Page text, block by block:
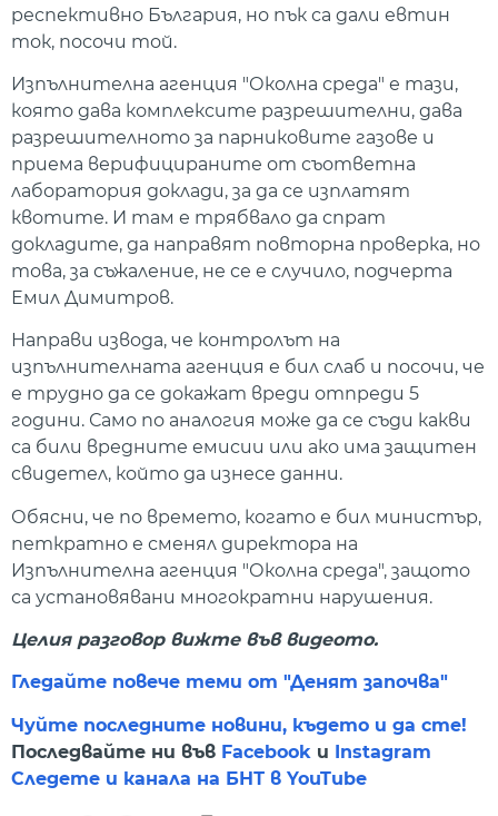
респективно България, но пък са дали евтин
ток, посочи той.
Изпълнителна агенция "Околна среда" е тази,
която дава комплексите разрешителни, дава
разрешителното за парниковите газове и
приема верифицираните от съответна
лаборатория доклади, за да се изплатят
квотите. И там е трябвало да спрат
докладите, да направят повторна проверка, но
това, за съжаление, не се е случило, подчерта
Емил Димитров.
Направи извода, че контролът на
изпълнителната агенция е бил слаб и посочи, че
е трудно да се докажат вреди отпреди 5
години. Само по аналогия може да се съди какви
са били вредните емисии или ако има защитен
свидетел, който да изнесе данни.
Обясни, че по времето, когато е бил министър,
петкратно е сменял директора на
Изпълнителна агенция "Околна среда", защото
са установявани многократни нарушения.
Целия разговор вижте във видеото.
Гледайте повече теми от "Денят започва"
Чуйте последните новини, където и да сте!
Последвайте ни във Facebook и Instagram
Следете и канала на БНТ в YouTube